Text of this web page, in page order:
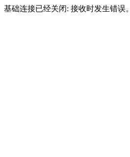
基础连接已经关闭: 接收时发生错误。